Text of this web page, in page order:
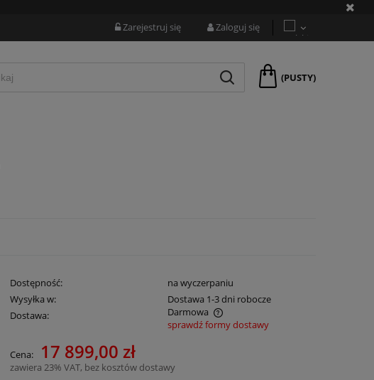
Zarejestruj się Zaloguj się
(PUSTY)
Dostępność:
na wyczerpaniu
Wysyłka w:
Dostawa 1-3 dni robocze
Dostawa:
Darmowa
Cena nie zawiera ewentualnych kosztów
płatności
sprawdź formy dostawy
Cena: 17 899,00 zł
zawiera 23% VAT, bez kosztów dostawy